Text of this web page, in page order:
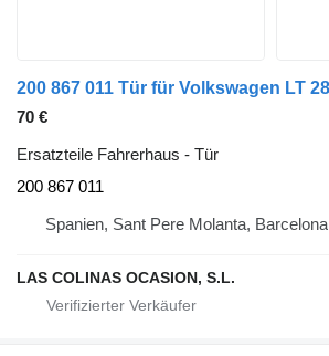
70 €
Ersatzteile Fahrerhaus - Tür
200 867 011
Spanien, Sant Pere Molanta, Barcelona
LAS COLINAS OCASION, S.L.